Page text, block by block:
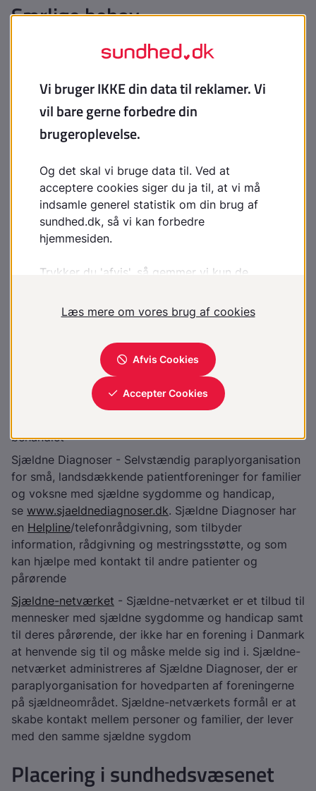
Særlige behov
Sociale ydelser
Støttemuligheder til forældre med handicappet eller
alvorligt sygt barn
Ved behov for hjælpemidler pga. lille højde
Ressourcer
- Den nationale videns- og
specialrådgivningsorganisation på det sociale område
og på specialundervisningsområdet. VISO kan for
eksempel rådgive om, hvordan kommunen kan
- Den Uvildige Konsulentordning på
Social- og Indenrigsministeriet. Medvirker til at styrke
retssikkerheden for mennesker med et handicap ved
at give uvildig rådgivning til mennesker med handicap
og deres pårørende i sager, der måske er gået i
behandlet
Sjældne Diagnoser - Selvstændig paraplyorganisation
for små, landsdækkende patientforeninger for familier
og voksne med sjældne sygdomme og handicap,
se www.sjaeldnediagnoser.dk. Sjældne Diagnoser har
en Helpline/telefonrådgivning, som tilbyder
information, rådgivning og mestringsstøtte, og som
kan hjælpe med kontakt til andre patienter og
pårørende
Sjældne-netværket - Sjældne-netværket er et tilbud til
mennesker med sjældne sygdomme og handicap samt
til deres pårørende, der ikke har en forening i Danmark
at henvende sig til og måske melde sig ind i. Sjældne-
netværket administreres af Sjældne Diagnoser, der er
paraplyorganisation for hovedparten af foreningerne
på sjældneområdet. Sjældne-netværkets formål er at
skabe kontakt mellem personer og familier, der lever
med den samme sjældne sygdom
Placering i sundhedsvæsenet